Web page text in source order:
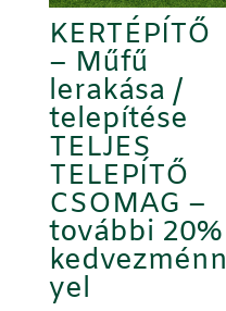
KERTÉPÍTŐ
– Műfű
lerakása /
telepítése
TELJES
TELEPÍTŐ
CSOMAG –
további 20%
kedvezménn
yel